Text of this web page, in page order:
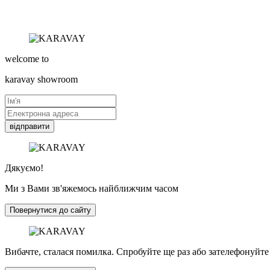
welcome to
karavay showroom
відправити
Дякуємо!
Ми з Вами зв'яжемось найближчим часом
Повернутися до сайту
Вибачте, сталася помилка. Спробуйте ще раз або